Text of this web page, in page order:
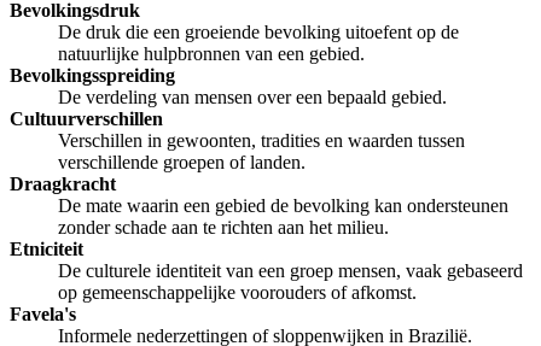
Bevolkingsdruk
De druk die een groeiende bevolking uitoefent op de
natuurlijke hulpbronnen van een gebied.
Bevolkingsspreiding
De verdeling van mensen over een bepaald gebied.
Cultuurverschillen
Verschillen in gewoonten, tradities en waarden tussen
verschillende groepen of landen.
Draagkracht
De mate waarin een gebied de bevolking kan ondersteunen
zonder schade aan te richten aan het milieu.
Etniciteit
De culturele identiteit van een groep mensen, vaak gebaseerd
op gemeenschappelijke voorouders of afkomst.
Favela's
Informele nederzettingen of sloppenwijken in Brazilië.